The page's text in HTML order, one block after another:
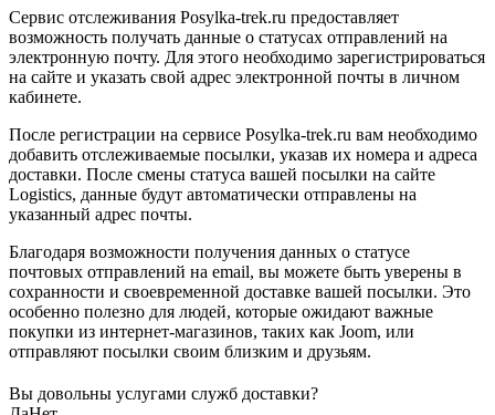
Сервис отслеживания Posylka-trek.ru предоставляет
возможность получать данные о статусах отправлений на
электронную почту. Для этого необходимо зарегистрироваться
на сайте и указать свой адрес электронной почты в личном
кабинете.
После регистрации на сервисе Posylka-trek.ru вам необходимо
добавить отслеживаемые посылки, указав их номера и адреса
доставки. После смены статуса вашей посылки на сайте
Logistics, данные будут автоматически отправлены на
указанный адрес почты.
Благодаря возможности получения данных о статусе
почтовых отправлений на email, вы можете быть уверены в
сохранности и своевременной доставке вашей посылки. Это
особенно полезно для людей, которые ожидают важные
покупки из интернет-магазинов, таких как Joom, или
отправляют посылки своим близким и друзьям.
Вы довольны услугами служб доставки?